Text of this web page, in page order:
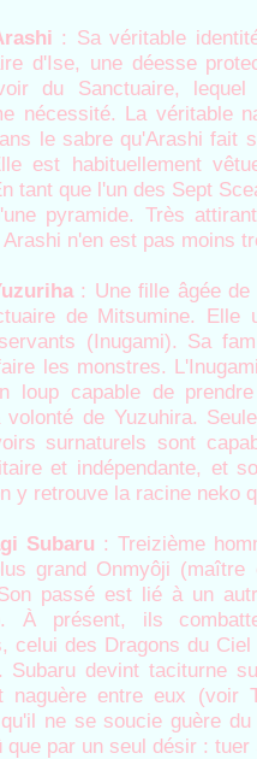
: Sa véritable
d'Ise, une déesse
du Sanctuaire,
nécessité. La véritable
le sabre qu'Arashi fait
est habituellement
tant que l'un des Sept
pyramide. Très
Arashi n'en est pas moins
: Une fille âgée
de Mitsumine. Elle
(Inugami). Sa
les monstres.
loup capable de
volonté de Yuzuhira.
surnaturels sont
et indépendante, et
y retrouve la racine neko
Subaru : Treizième
grand Onmyôji (maître
passé est lié à un
À présent, ils
celui des Dragons du
Subaru devint taciturne
naguère entre eux (voir
ne se soucie guère
que par un seul désir : tuer